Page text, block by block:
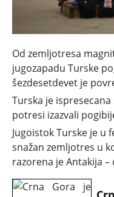
Od zemljotresa
jugozapadu Turske
šezdesetdevet je
Turska je
potresi izazvali
Jugoistok Turske je u
snažan zemljotres u
razorena je Antakija